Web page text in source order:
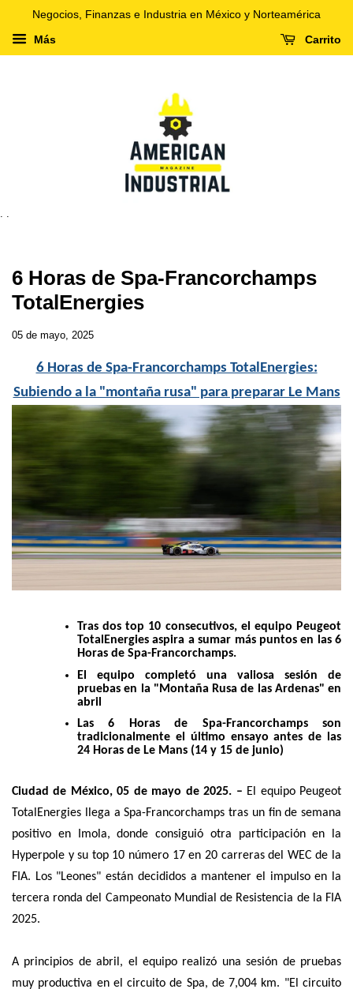
Negocios, Finanzas e Industria en México y Norteamérica
Más Carrito
. .
6 Horas de Spa-Francorchamps
TotalEnergies
05 de mayo, 2025
6 Horas de Spa-Francorchamps TotalEnergies:
Subiendo a la "montaña rusa" para preparar Le Mans
Tras dos top 10 consecutivos, el equipo Peugeot
TotalEnergies aspira a sumar más puntos en las 6
Horas de Spa-Francorchamps.
El equipo completó una valiosa sesión de
pruebas en la "Montaña Rusa de las Ardenas" en
abril
Las 6 Horas de Spa-Francorchamps son
tradicionalmente el último ensayo antes de las
24 Horas de Le Mans (14 y 15 de junio)
Ciudad de México, 05 de mayo de 2025. – El equipo Peugeot
TotalEnergies llega a Spa-Francorchamps tras un fin de semana
positivo en Imola, donde consiguió otra participación en la
Hyperpole y su top 10 número 17 en 20 carreras del WEC de la
FIA. Los "Leones" están decididos a mantener el impulso en la
tercera ronda del Campeonato Mundial de Resistencia de la FIA
2025.
A principios de abril, el equipo realizó una sesión de pruebas
muy productiva en el circuito de Spa, de 7,004 km. "El circuito